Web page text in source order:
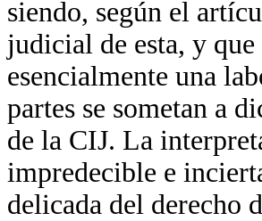
siendo, según el
judicial de esta, y
esencialmente una
partes se sometan a
de la CIJ. La
impredecible e
delicada del derecho